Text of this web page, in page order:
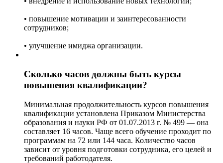
• повышение мотивации и заинтересованности
сотрудников;
• улучшение имиджа организации.
Сколько часов должны быть курсы
повышения квалификации?
Минимальная продолжительность курсов повышения
квалификации установлена Приказом Министерства
образования и науки РФ от 01.07.2013 г. № 499 — она
составляет 16 часов. Чаще всего обучение проходит по
программам на 72 или 144 часа. Количество часов
зависит от уровня подготовки сотрудника, его целей и
требований работодателя.